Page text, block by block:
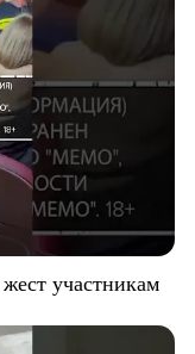
участникам